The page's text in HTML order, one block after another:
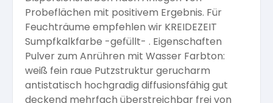
Probeflächen mit positivem Ergebnis. Für
Feuchträume empfehlen wir KREIDEZEIT
Sumpfkalkfarbe -gefüllt- . Eigenschaften
Pulver zum Anrühren mit Wasser Farbton:
weiß fein raue Putzstruktur gerucharm
antistatisch hochgradig diffusionsfähig gut
deckend mehrfach überstreichbar frei von